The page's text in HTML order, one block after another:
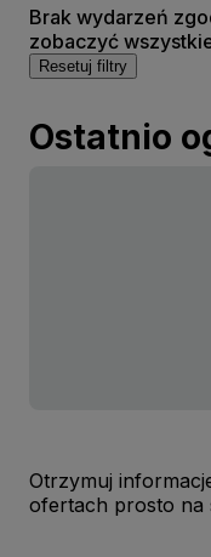
Brak wydarzeń
zobaczyć
Resetuj filtry
Ostatnio
Otrzymuj
ofertach prosto na